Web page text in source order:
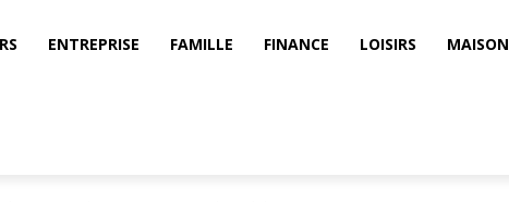
ENTREPRISE FAMILLE FINANCE LOISIRS MAISON